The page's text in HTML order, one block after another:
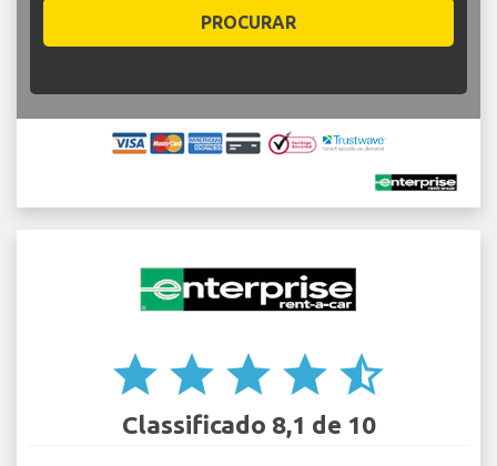
PROCURAR
star star star star star_half
Classificado 8,1 de 10